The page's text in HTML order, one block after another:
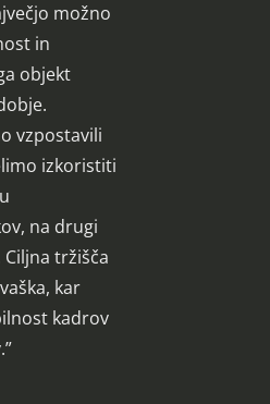
možno
in
objekt
vzpostavili
izkoristiti
na drugi
tržišča
kar
kadrov